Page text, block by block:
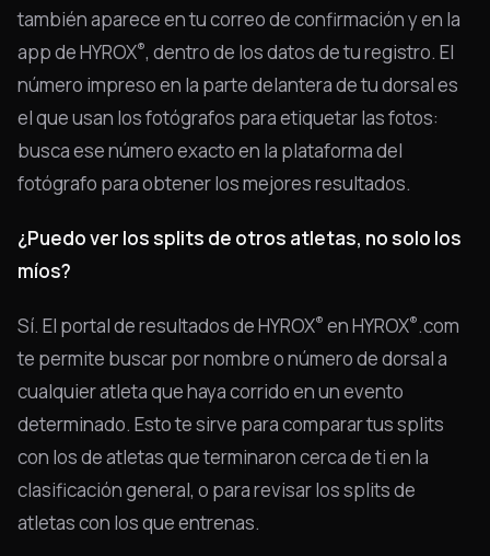
también aparece en tu correo de confirmación y en la
app de HYROX®, dentro de los datos de tu registro. El
número impreso en la parte delantera de tu dorsal es
el que usan los fotógrafos para etiquetar las fotos:
busca ese número exacto en la plataforma del
fotógrafo para obtener los mejores resultados.
¿Puedo ver los splits de otros atletas, no solo los
míos?
Sí. El portal de resultados de HYROX® en HYROX®.com
te permite buscar por nombre o número de dorsal a
cualquier atleta que haya corrido en un evento
determinado. Esto te sirve para comparar tus splits
con los de atletas que terminaron cerca de ti en la
clasificación general, o para revisar los splits de
atletas con los que entrenas.